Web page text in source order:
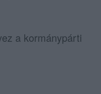
a kormánypárti